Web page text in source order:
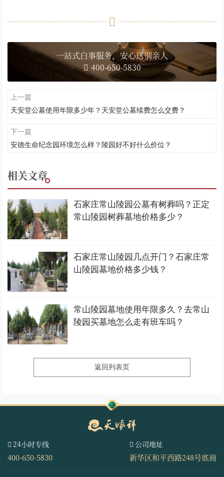
一站式白事服务，安心送别亲人
400-650-5830
上一篇
天安堂公墓使用年限多少年？天安堂公墓续费怎么交费？
下一篇
安德生命纪念园环境怎么样？陵园好不好什么价位？
相关文章
石家庄常山陵园公墓有树葬吗？正定
常山陵园树葬墓地价格多少？
石家庄常山陵园几点开门？石家庄常
山陵园墓地价格多少钱？
常山陵园墓地使用年限多久？去常山
陵园买墓地怎么走有班车吗？
返回列表页
24小时专线
400-650-5830
公司地址
新华区和平西路248号底商